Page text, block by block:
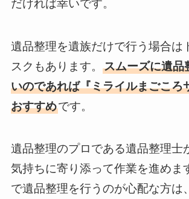
だければ幸いです。
遺品整理を遺族だけで行う場合は
スクもあります。 スムーズに遺品
いのであれば『ミライルまごころ
おすすめです。
遺品整理のプロである遺品整理士
気持ちに寄り添って作業を進めま
で遺品整理を行うのが心配な方は